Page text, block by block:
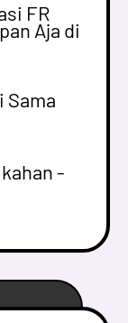
FR
Aja di
Sama
-